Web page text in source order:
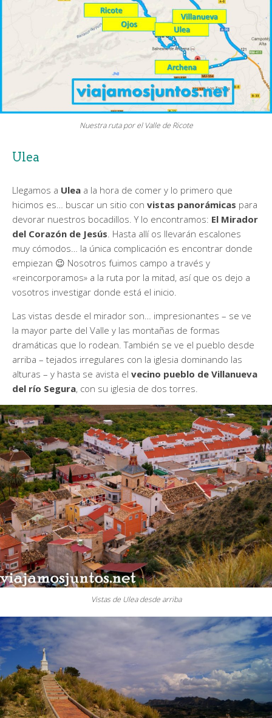
Nuestra ruta por el Valle de Ricote
Ulea
Llegamos a Ulea a la hora de comer y lo primero que
hicimos es… buscar un sitio con vistas panorámicas para
devorar nuestros bocadillos. Y lo encontramos: El Mirador
del Corazón de Jesús. Hasta allí os llevarán escalones
muy cómodos… la única complicación es encontrar donde
empiezan 😉 Nosotros fuimos campo a través y
«reincorporamos» a la ruta por la mitad, así que os dejo a
vosotros investigar donde está el inicio.
Las vistas desde el mirador son… impresionantes – se ve
la mayor parte del Valle y las montañas de formas
dramáticas que lo rodean. También se ve el pueblo desde
arriba – tejados irregulares con la iglesia dominando las
alturas – y hasta se avista el vecino pueblo de Villanueva
del río Segura, con su iglesia de dos torres.
Vistas de Ulea desde arriba